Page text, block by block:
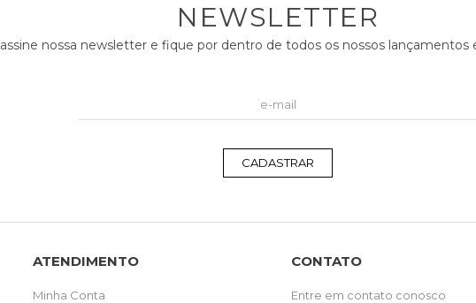
NEWSLETTER
assine nossa newsletter e fique por dentro de todos os nossos lançamentos
CADASTRAR
ATENDIMENTO
Minha Conta
CONTATO
Entre em contato conosco